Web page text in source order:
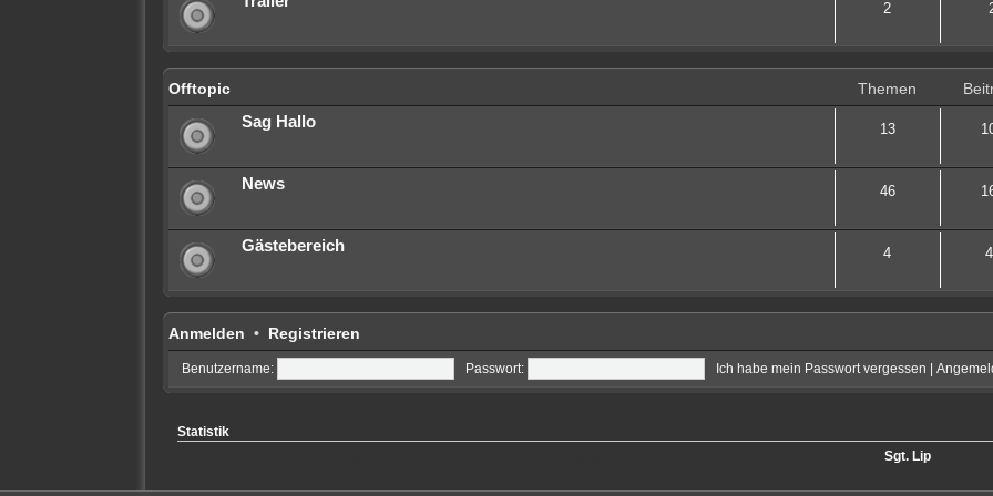
2
Offtopic Themen
Sag Hallo
13
News 46
Gästebereich 4
Anmelden • Registrieren
Benutzername: Passwort: Ich habe mein Passwort vergessen |
Statistik
Sgt. Lip